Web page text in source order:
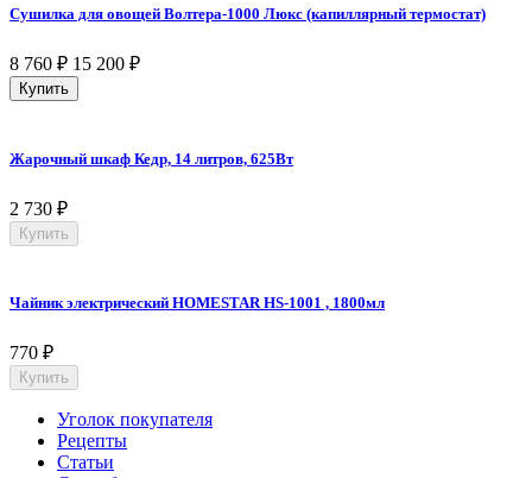
Сушилка для овощей Волтера-1000 Люкс (капиллярный термостат)
8 760 ₽ 15 200 ₽
Купить
Жарочный шкаф Кедр, 14 литров, 625Вт
2 730 ₽
Купить
Чайник электрический HOMESTAR HS-1001 , 1800мл
770 ₽
Купить
Уголок покупателя
Рецепты
Статьи